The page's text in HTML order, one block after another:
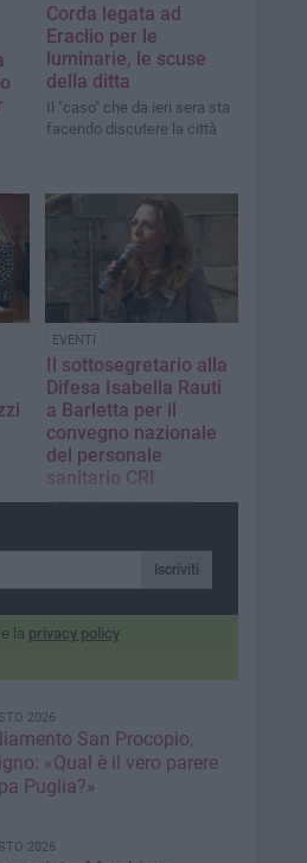
Corda legata ad
Eraclio per le
luminarie, le scuse
della ditta
Il "caso" che da ieri sera sta
facendo discutere la città
EVENTI
Il sottosegretario alla
Difesa Isabella Rauti
a Barletta per il
convegno nazionale
del personale
sanitario CRI
Appuntamento questo
Iscriviti
e la privacy policy
2026
San Procopio,
«Qual è il vero parere
Puglia?»
2026